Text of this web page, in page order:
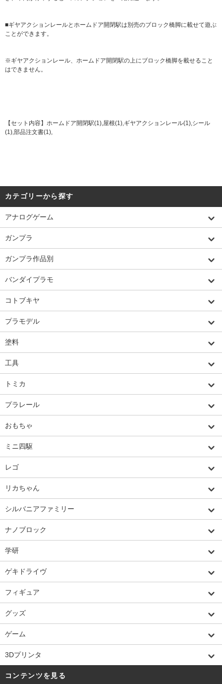
■ギヤアクションレールとホームドア開閉駅は別売のブロック橋脚に載せて遊ぶ
ことができます。
※ギヤアクションレール、ホームドア開閉駅の上にブロック橋脚を載せること
はできません。
【セット内容】ホームドア開閉駅(1),屋根(1),ギヤアクションレール(1),シール
(1),部品注文書(1),
カテゴリーから探す
アナログゲーム
ガンプラ
ガンプラ作品別
バンダイプラモ
コトブキヤ
プラモデル
塗料
工具
トミカ
プラレール
おもちゃ
ミニ四駆
レゴ
リカちゃん
シルバニアファミリー
ナノブロック
学研
ゲキドライヴ
フィギュア
グッズ
ゲーム
3Dプリンタ
コンテンツを見る